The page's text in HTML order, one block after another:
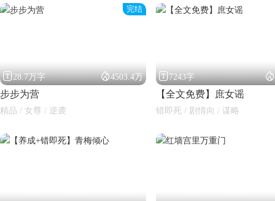
完结
28.7万字 4503.4万
步步为营
精品 / 女尊 / 逆袭
7243字 
【全文免费】庶女谣
错即死 / 剧情向 / 谋略